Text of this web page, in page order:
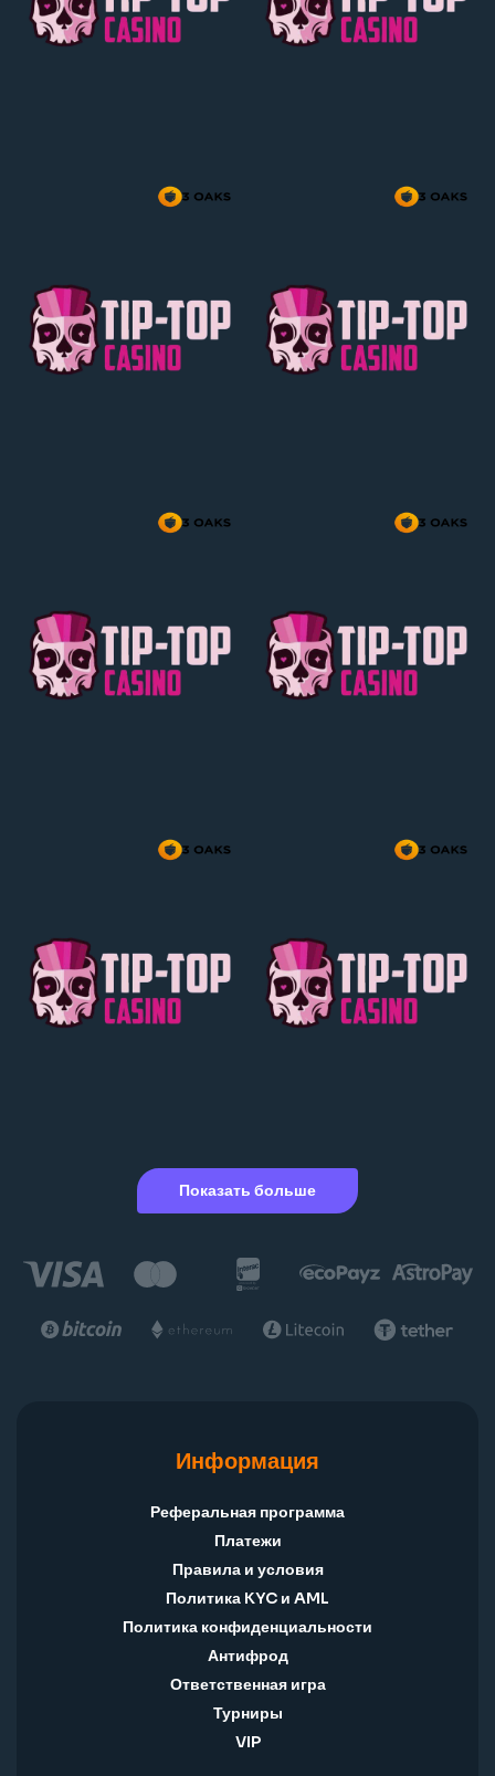
Показать больше
Информация
Реферальная программа
Платежи
Правила и условия
Политика KYC и AML
Политика конфиденциальности
Антифрод
Ответственная игра
Турниры
VIP